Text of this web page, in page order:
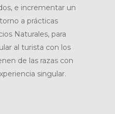
e incrementar un
a prácticas
Naturales, para
al turista con los
de las razas con
singular.